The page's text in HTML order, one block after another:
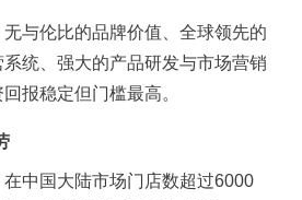
无与伦比的品牌价值、全球领先的
统、强大的产品研发与市场营销
报稳定但门槛最高。
在中国大陆市场门店数超过6000